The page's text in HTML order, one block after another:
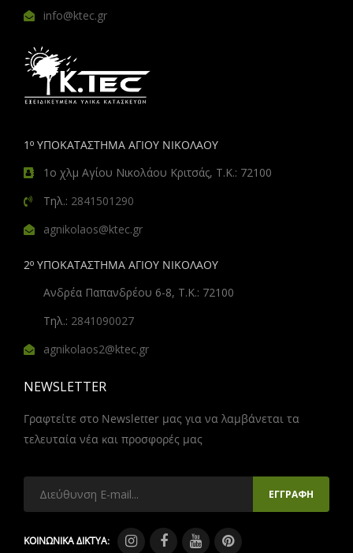
info@ktec.gr
1º ΥΠΟΚΑΤΑΣΤΗΜΑ ΑΓΙΟΥ ΝΙΚΟΛΑΟΥ
1ο χλμ Αγίου Νικολάου Κριτσάς, Τ.Κ.: 72100
Τηλ.: 2841501290
agnikolaos@ktec.gr
2º ΥΠΟΚΑΤΑΣΤΗΜΑ ΑΓΙΟΥ ΝΙΚΟΛΑΟΥ
Ανδρέα Παπανδρέου 6-8, Τ.Κ.: 72100
Τηλ.: 2841090027
agnikolaos2@ktec.gr
NEWSLETTER
Γραφτείτε στο Newsletter μας για να λαμβάνεται τα
τελευταία νέα και προσφορές μας
ΚΟΙΝΩΝΙΚΑ ΔΙΚΤΥΑ: